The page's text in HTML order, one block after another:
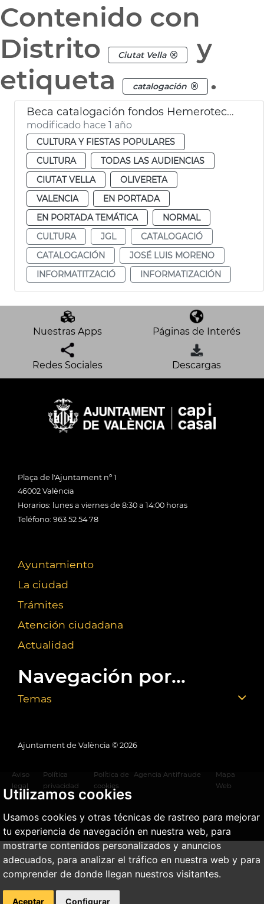
Utilizamos cookies
Usamos cookies y otras técnicas de rastreo para mejorar
tu experiencia de navegación en nuestra web, para
mostrarte contenidos personalizados y anuncios
adecuados, para analizar el tráfico en nuestra web y para
comprender de donde llegan nuestros visitantes.
Aceptar Configurar
Contenido con
Distrito
Ciutat Vella
y
etiqueta
catalogación .
Beca catalogación fondos Hemeroteca y Biblioteca Histórica
modificado hace 1 año
CULTURA Y FIESTAS POPULARES
CULTURA
TODAS LAS AUDIENCIAS
CIUTAT VELLA
OLIVERETA
VALENCIA
EN PORTADA
EN PORTADA TEMÁTICA
NORMAL
CULTURA
JGL
CATALOGACIÓ
CATALOGACIÓN
JOSÉ LUIS MORENO
INFORMATITZACIÓ
INFORMATIZACIÓN
Nuestras Apps Páginas de Interés
Redes Sociales Descargas
Plaça de l'Ajuntament nº 1
46002 València
Horarios: lunes a viernes de 8:30 a 14:00 horas
Teléfono: 963 52 54 78
Ayuntamiento
La ciudad
Trámites
Atención ciudadana
Actualidad
Navegación por...
Temas
Ajuntament de València © 2026
Aviso
legal
Política
privacidad
Política de
cookies
Agencia Antifraude
Mapa
Web